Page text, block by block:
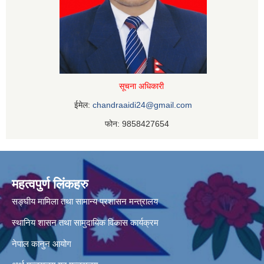
सूचना अधिकारी
ईमेल: chandraaidi24@gmail.com
फोन: 9858427654
महत्वपुर्ण लिंकहरु
सङ्घीय मामिला तथा सामान्य प्रशासन मन्त्रालय
स्थानिय शासन तथा सामुदायिक विकास कार्यक्रम
नेपाल कानुन आयोग